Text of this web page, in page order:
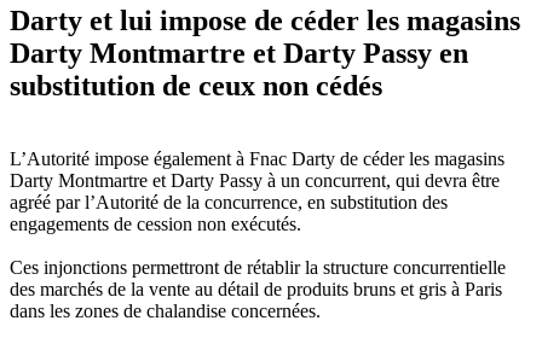
Darty et lui impose de céder les magasins
Darty Montmartre et Darty Passy en
substitution de ceux non cédés
L’Autorité impose également à Fnac Darty de céder les magasins
Darty Montmartre et Darty Passy à un concurrent, qui devra être
agréé par l’Autorité de la concurrence, en substitution des
engagements de cession non exécutés.
Ces injonctions permettront de rétablir la structure concurrentielle
des marchés de la vente au détail de produits bruns et gris à Paris
dans les zones de chalandise concernées.